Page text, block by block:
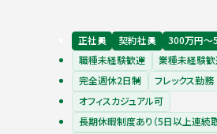
正社員 契約社員
300万円〜
職種未経験歓迎
業種未経験
完全週休2日制
フレックス勤務
オフィスカジュアル可
長期休暇制度あり（5日以上連続